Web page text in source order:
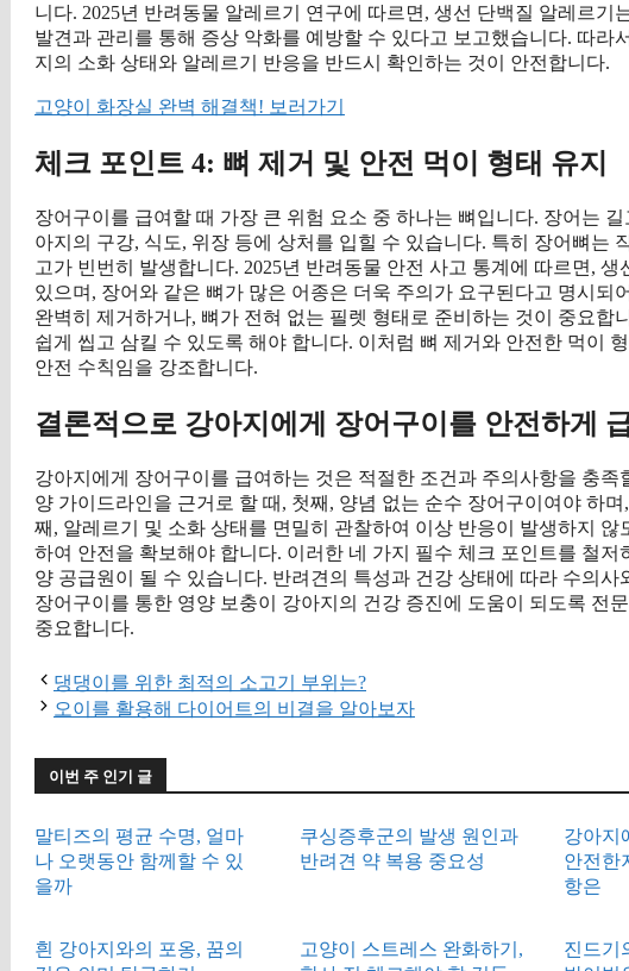
니다. 2025년 반려동물 알레르기 연구에 따르면, 생선 단백질 알레르기
발견과 관리를 통해 증상 악화를 예방할 수 있다고 보고했습니다. 따
지의 소화 상태와 알레르기 반응을 반드시 확인하는 것이 안전합니다.
고양이 화장실 완벽 해결책! 보러가기
체크 포인트 4: 뼈 제거 및 안전 먹이 형태 유지
장어구이를 급여할 때 가장 큰 위험 요소 중 하나는 뼈입니다. 장어는
아지의 구강, 식도, 위장 등에 상처를 입힐 수 있습니다. 특히 장어뼈는
고가 빈번히 발생합니다. 2025년 반려동물 안전 사고 통계에 따르면,
있으며, 장어와 같은 뼈가 많은 어종은 더욱 주의가 요구된다고 명시되
완벽히 제거하거나, 뼈가 전혀 없는 필렛 형태로 준비하는 것이 중요합
쉽게 씹고 삼킬 수 있도록 해야 합니다. 이처럼 뼈 제거와 안전한 먹이
안전 수칙임을 강조합니다.
결론적으로 강아지에게 장어구이를 안전하게
강아지에게 장어구이를 급여하는 것은 적절한 조건과 주의사항을 충족
양 가이드라인을 근거로 할 때, 첫째, 양념 없는 순수 장어구이여야 하
째, 알레르기 및 소화 상태를 면밀히 관찰하여 이상 반응이 발생하지
하여 안전을 확보해야 합니다. 이러한 네 가지 필수 체크 포인트를 철
양 공급원이 될 수 있습니다. 반려견의 특성과 건강 상태에 따라 수의
장어구이를 통한 영양 보충이 강아지의 건강 증진에 도움이 되도록 전
중요합니다.
댕댕이를 위한 최적의 소고기 부위는?
오이를 활용해 다이어트의 비결을 알아보자
이번 주 인기 글
말티즈의 평균 수명, 얼마
나 오랫동안 함께할 수 있
을까
쿠싱증후군의 발생 원인과
반려견 약 복용 중요성
강아지
안전한
항은
흰 강아지와의 포옹, 꿈의
고양이 스트레스 완화하기,
진드기